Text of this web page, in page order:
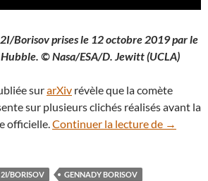
Borisov prises le 12 octobre 2019 par le
© Nasa/ESA/D. Jewitt (UCLA)
surarXiv révèle que la comète
sur plusieurs clichés réalisés avant la
officielle.Continuer la lecture de Comète
→
BORISOV
GENNADY BORISOV